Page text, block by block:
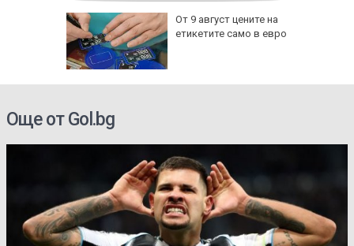
От 9 август цените на
етикетите само в евро
Още от Gol.bg